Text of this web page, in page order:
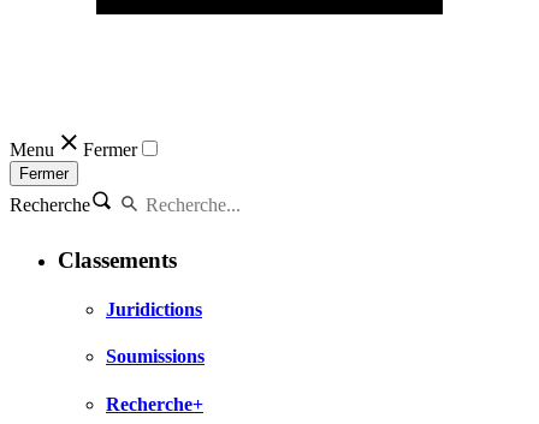
Menu Fermer
Fermer
Recherche
Classements
Juridictions
Soumissions
Recherche+